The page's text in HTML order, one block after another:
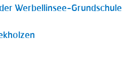
Werbellinsee-Grundschule